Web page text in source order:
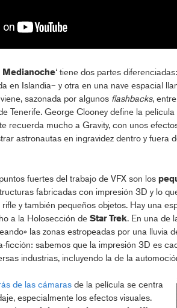
Medianoche‘ tiene dos partes
en Islandia– y otra en una nave espacial
sazonada por algunos flashbacks,
Tenerife. George Clooney define la
recuerda mucho a Gravity, con unos
astronautas en ingravidez dentro y fuera
fuertes del trabajo de VFX son los
fabricadas con impresión 3D y lo
y también pequeños objetos. Hay una
a la Holosección de Star Trek. En una de
las zonas estropeadas por una lluvia
ficción: sabemos que la impresión 3D es
industrias, incluyendo la de la
de las cámarasde la película se centra
especialmente los efectos visuales.